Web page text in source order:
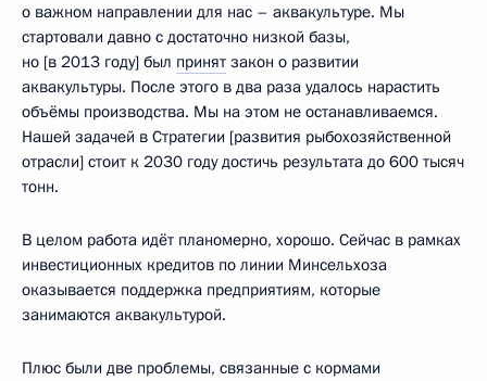
о важном направлении для нас – аквакультуре. Мы
стартовали давно с достаточно низкой базы,
но [в 2013 году] был принят закон о развитии
аквакультуры. После этого в два раза удалось нарастить
объёмы производства. Мы на этом не останавливаемся.
Нашей задачей в Стратегии [развития рыбохозяйственной
отрасли] стоит к 2030 году достичь результата до 600 тысяч
тонн.
В целом работа идёт планомерно, хорошо. Сейчас в рамках
инвестиционных кредитов по линии Минсельхоза
оказывается поддержка предприятиям, которые
занимаются аквакультурой.
Плюс были две проблемы, связанные с кормами